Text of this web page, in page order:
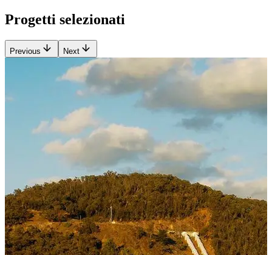
Progetti selezionati
Previous Next